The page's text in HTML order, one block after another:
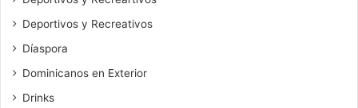
Deportivos y Recreativos
Díaspora
Dominicanos en Exterior
Drinks